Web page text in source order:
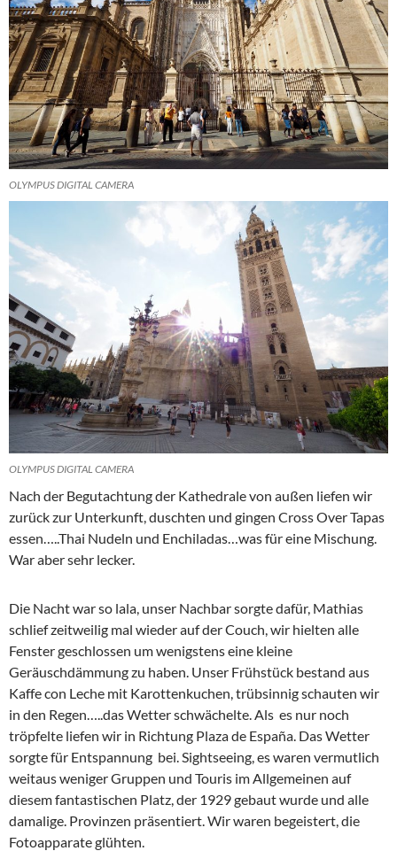
OLYMPUS DIGITAL CAMERA
OLYMPUS DIGITAL CAMERA
Nach der Begutachtung der Kathedrale von außen liefen wir
zurück zur Unterkunft, duschten und gingen Cross Over Tapas
essen…..Thai Nudeln und Enchiladas…was für eine Mischung.
War aber sehr lecker.
Die Nacht war so lala, unser Nachbar sorgte dafür, Mathias
schlief zeitweilig mal wieder auf der Couch, wir hielten alle
Fenster geschlossen um wenigstens eine kleine
Geräuschdämmung zu haben. Unser Frühstück bestand aus
Kaffe con Leche mit Karottenkuchen, trübsinnig schauten wir
in den Regen…..das Wetter schwächelte. Als es nur noch
tröpfelte liefen wir in Richtung Plaza de España. Das Wetter
sorgte für Entspannung bei. Sightseeing, es waren vermutlich
weitaus weniger Gruppen und Touris im Allgemeinen auf
diesem fantastischen Platz, der 1929 gebaut wurde und alle
damalige. Provinzen präsentiert. Wir waren begeistert, die
Fotoapparate glühten.